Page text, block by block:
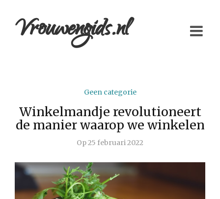
Vrouwengids.nl
Geen categorie
Winkelmandje revolutioneert
de manier waarop we winkelen
Op25 februari 2022